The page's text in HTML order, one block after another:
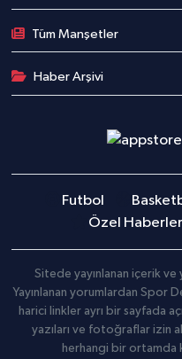
Tüm Manşetler
Haber Arşivi
Futbol
Özel Haberler
Sitede yayınlanan içerik ve
Yayınlanan yorumlardan Spor
harici linkler ayrı bir sayfada
yazıları ve fotoğraflar izin
herhangi bir ortamda